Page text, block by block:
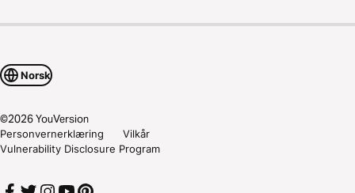
Norsk
©2026YouVersion
Personvernerklæring
Vilkår
Vulnerability Disclosure Program